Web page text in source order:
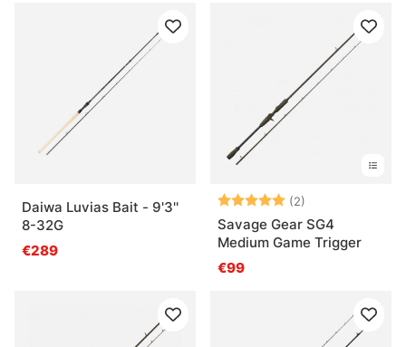
Daiwa Luvias Bait - 9'3''
8-32G
€289
Arvio: (2)
Savage Gear SG4
Medium Game Trigger
€99